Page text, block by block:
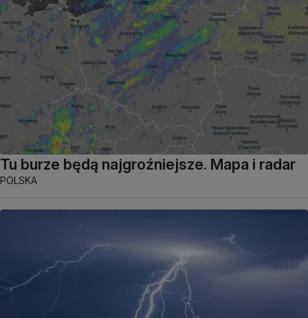
Tu burze będą najgroźniejsze. Mapa i radar
POLSKA